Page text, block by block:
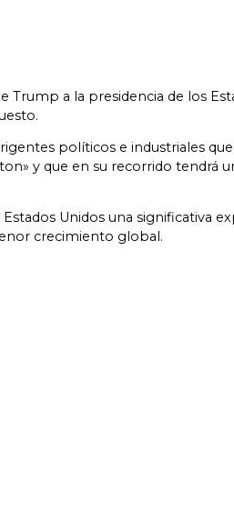
a la presidencia de los
políticos e industriales
y que en su recorrido tendrá
Unidos una significativa
crecimiento global.